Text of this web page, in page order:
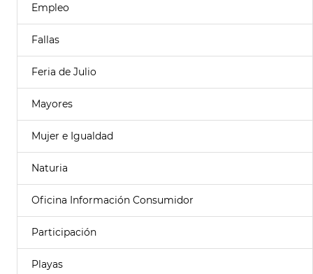
Empleo
Fallas
Feria de Julio
Mayores
Mujer e Igualdad
Naturia
Oficina Información Consumidor
Participación
Playas